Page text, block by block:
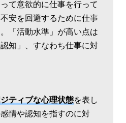
て意欲的に仕事を行って
安を回避するために仕事
「活動水準」が高い点は
知」、すなわち仕事に対
ティブな心理状態を表し
情や認知を指すのに対